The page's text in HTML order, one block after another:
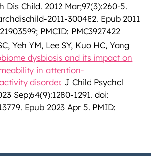
Dis Child. 2012 Mar;97(3):260-5.
2011-300482. Epub 2011
PMCID: PMC3927422.
Yeh YM, Lee SY, Kuo HC, Yang
dysbiosis and its impact on
in attention-
disorder. J Child Psychol
Sep;64(9):1280-1291. doi:
Epub 2023 Apr 5. PMID: